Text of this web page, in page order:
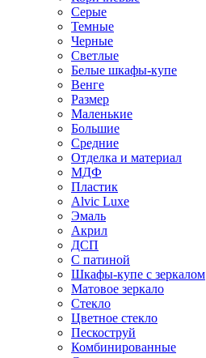
Серые
Темные
Черные
Светлые
Белые шкафы-купе
Венге
Размер
Маленькие
Большие
Средние
Отделка и материал
МДФ
Пластик
Alvic Luxe
Эмаль
Акрил
ДСП
С патиной
Шкафы-купе с зеркалом
Матовое зеркало
Стекло
Цветное стекло
Пескоструй
Комбинированные